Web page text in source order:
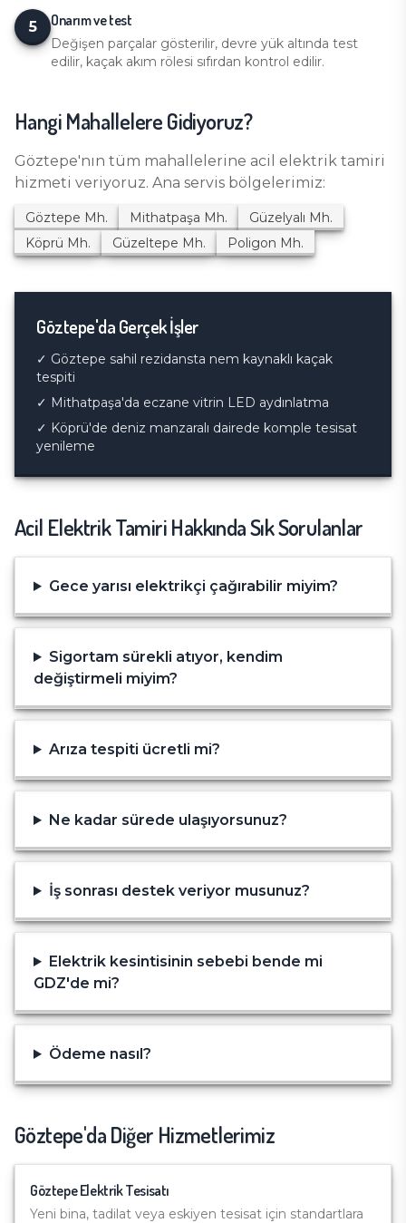
5 Onarım ve test
Değişen parçalar gösterilir, devre yük altında test
edilir, kaçak akım rölesi sıfırdan kontrol edilir.
Hangi Mahallelere Gidiyoruz?
Göztepe'nın tüm mahallelerine acil elektrik tamiri
hizmeti veriyoruz. Ana servis bölgelerimiz:
Göztepe Mh. Mithatpaşa Mh. Güzelyalı Mh.
Köprü Mh. Güzeltepe Mh. Poligon Mh.
Göztepe'da Gerçek İşler
✓ Göztepe sahil rezidansta nem kaynaklı kaçak
tespiti
✓ Mithatpaşa'da eczane vitrin LED aydınlatma
✓ Köprü'de deniz manzaralı dairede komple tesisat
yenileme
Acil Elektrik TamiriHakkında Sık Sorulanlar
Gece yarısı elektrikçi çağırabilir miyim?
Sigortam sürekli atıyor, kendim
değiştirmeli miyim?
Arıza tespiti ücretli mi?
Ne kadar sürede ulaşıyorsunuz?
İş sonrası destek veriyor musunuz?
Elektrik kesintisinin sebebi bende mi
GDZ'de mi?
Ödeme nasıl?
Göztepe'da Diğer Hizmetlerimiz
GöztepeElektrik Tesisatı
Yeni bina, tadilat veya eskiyen tesisat için standartlara